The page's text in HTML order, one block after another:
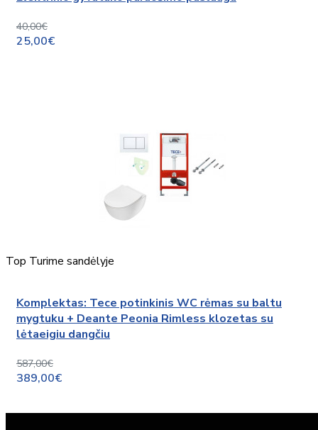
40,00€
25,00€
Top Turime sandėlyje
Komplektas: Tece potinkinis WC rėmas su baltu
mygtuku + Deante Peonia Rimless klozetas su
lėtaeigiu dangčiu
587,00€
389,00€